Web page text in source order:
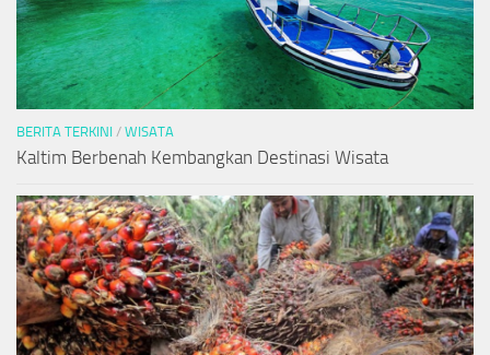
BERITA TERKINI / WISATA
Kaltim Berbenah Kembangkan Destinasi Wisata